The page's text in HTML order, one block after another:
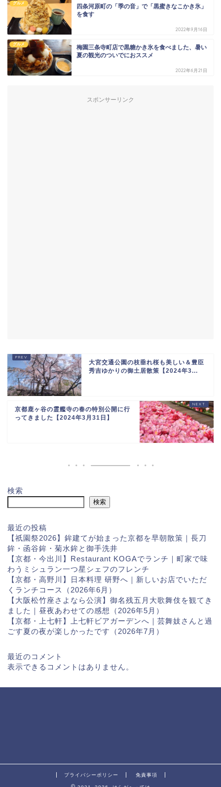
グルメ
四条河原町の「季の音」で「黒蜜きなこかき氷」
を食す
2022年9月16日
グルメ
梅園三条寺町店で黒糖かき氷を食べました、暑い
夏の観光のついでにおススメ
2022年6月21日
スポンサーリンク
大宮交通公園の枝垂れ桜も美しい＆豊臣
秀吉ゆかりの御土居散策【2024年3...
京都鹿ヶ谷の霊艦寺の春の特別公開に行
ってきました【2024年3月31日】
検索
検索
最近の投稿
【祇園祭2026】鉾建てが始まった京都を早朝散策｜長刀
鉾・函谷鉾・菊水鉾と御手洗井
【京都・今出川】Restaurant KOGAでランチ｜町家で味
わうミシュラン一つ星シェフのフレンチ
【京都・高野川】日本料理 研野へ｜新しいお店でいただ
くランチコース（2026年6月）
【大阪松竹座さよなら公演】御名残五月大歌舞伎を観てき
ました｜昼夜あわせての感想（2026年5月）
【京都・上七軒】上七軒ビアガーデンへ｜芸舞妓さんと過
ごす夏の夜が楽しかったです（2026年7月）
最近のコメント
表示できるコメントはありません。
プライバシーポリシー 免責事項